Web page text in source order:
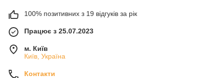
100% позитивних з 19 відгуків за рік
Працює з 25.07.2023
м. Київ
Київ, Україна
Контакти